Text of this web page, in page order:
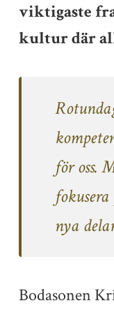
viktigaste
kultur där
för oss.
nya
Bodasonen